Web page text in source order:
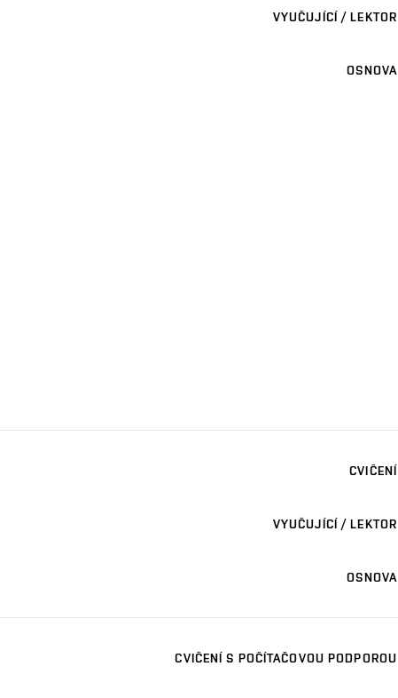
VYUČUJÍCÍ / LEKTOR
OSNOVA
CVIČENÍ
VYUČUJÍCÍ / LEKTOR
OSNOVA
CVIČENÍ S POČÍTAČOVOU PODPOROU